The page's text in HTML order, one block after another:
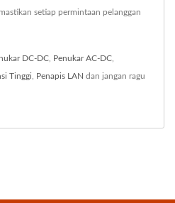
setiap permintaan pelanggan
DC-DC Penukar AC-DC
Tinggi Penapis LAN dan jangan ragu